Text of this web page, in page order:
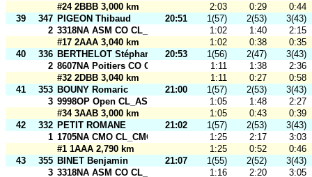
#24 2BBB 3,000 km
2:03 0:29
0:44
39
347 PIGEON Thibaud 20:51 1(57) 2(53)
3(43)
2 3318NA ASM CO CL_ASM CO2 1:02 1:40
2:15
#17 2AAA 3,040 km
1:02 0:38
0:35
40
336 BERTHELOT Stéphane 20:53 1(56) 2(47)
3(43)
2 8607NA Poitiers CO CL_Poitiers CO21:11 1:38
2:36
#32 2DBB 3,040 km
1:11 0:27
0:58
41
353 BOUNY Romaric 21:00 1(57) 2(53)
3(43)
3 9998OP Open CL_ASM CO Open 1 1:05 1:48
2:27
#34 3AAB 3,000 km
1:05 0:43
0:39
42
332 PETIT ROMANE 21:02 1(57) 2(53)
3(43)
1 1705NA CMO CL_CMO 4 1:25 2:17
3:03
#1 1AAA 2,790 km
1:25 0:52
0:46
43
355 BINET Benjamin 21:07 1(55) 2(52)
3(43)
3 3318NA ASM CO CL_ASM CO1 1:16 2:20
3:05